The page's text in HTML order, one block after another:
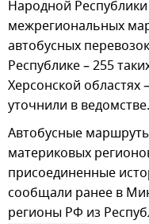
Народной
межрегиональных
автобусных
Республике – 255
Херсонской областях
уточнили в ведомстве.
Автобусные
материковых
присоединенные
сообщали ранее в
регионы РФ из